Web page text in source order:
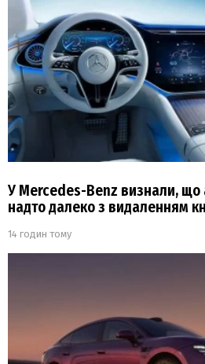
У Mercedes-Benz визнали,
надто далеко з видаленням
14 годин тому